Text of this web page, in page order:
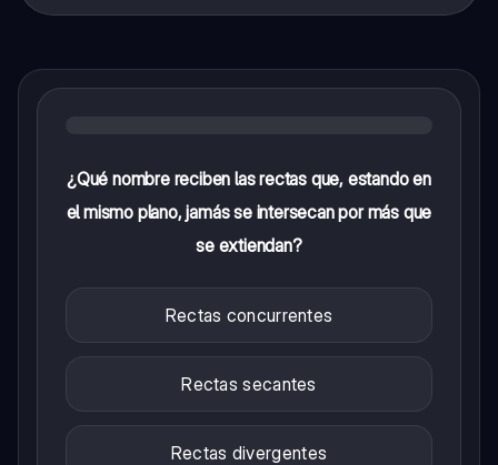
¿Qué nombre reciben las rectas que, estando en
el mismo plano, jamás se intersecan por más que
se extiendan?
Rectas concurrentes
Rectas secantes
Rectas divergentes